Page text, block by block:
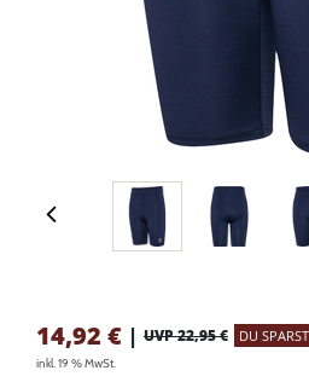
14,92 € | UVP 22,95 € DU
inkl. 19 % MwSt.